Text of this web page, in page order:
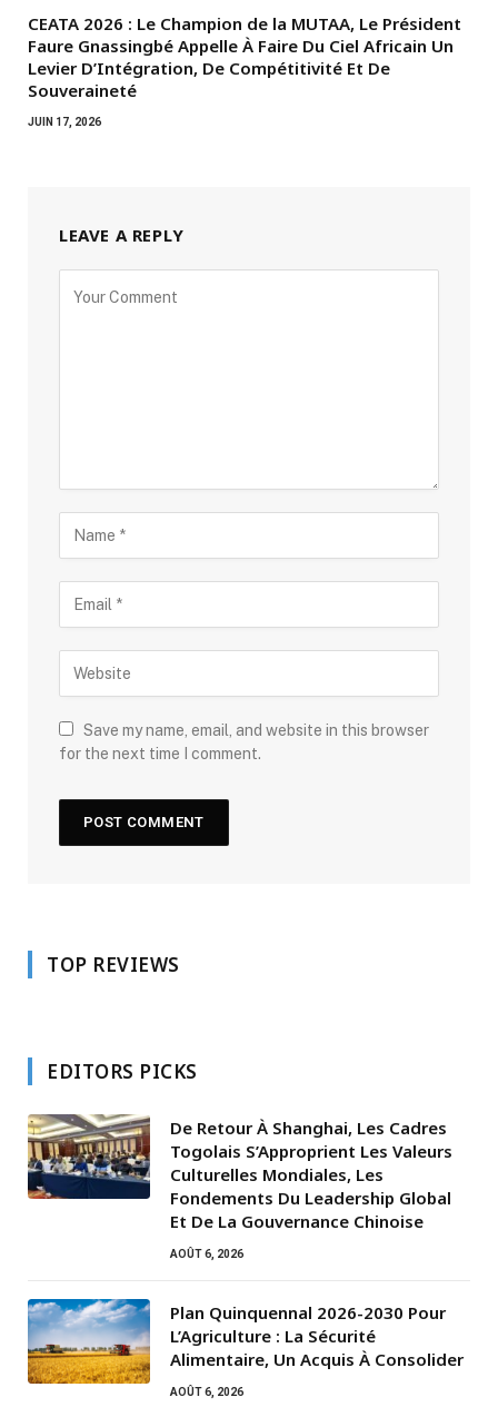
CEATA 2026 : Le Champion de la MUTAA, Le Président
Faure Gnassingbé Appelle À Faire Du Ciel Africain Un
Levier D’Intégration, De Compétitivité Et De
Souveraineté
JUIN 17, 2026
LEAVE A REPLY
Save my name, email, and website in this browser
for the next time I comment.
TOP REVIEWS
EDITORS PICKS
De Retour À Shanghai, Les Cadres
Togolais S’Approprient Les Valeurs
Culturelles Mondiales, Les
Fondements Du Leadership Global
Et De La Gouvernance Chinoise
AOÛT 6, 2026
Plan Quinquennal 2026-2030 Pour
L’Agriculture : La Sécurité
Alimentaire, Un Acquis À Consolider
AOÛT 6, 2026